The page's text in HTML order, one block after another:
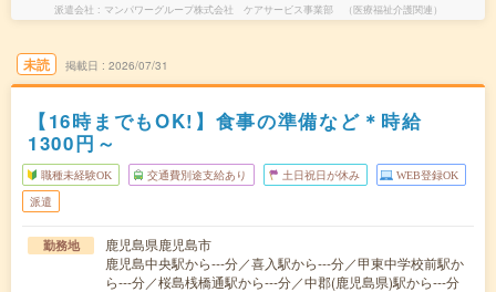
派遣会社 マンパワーグループ株式会社 ケアサービス事業部 （医療福祉介護関連）
未読 掲載日 2026/07/31
【16時までもOK!】食事の準備など＊時給
1300円～
職種未経験OK 交通費別途支給あり 土日祝日が休み WEB登録OK
派遣
勤務地
鹿児島県鹿児島市
鹿児島中央駅から---分／喜入駅から---分／甲東中学校前駅か
ら---分／桜島桟橋通駅から---分／中郡(鹿児島県)駅から---分